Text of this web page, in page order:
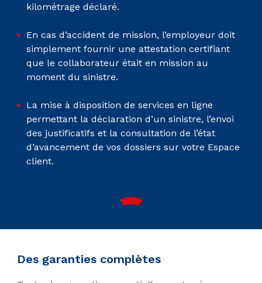
kilométrage déclaré.
En cas d’accident de mission, l’employeur doit
simplement fournir une attestation certifiant
que le collaborateur était en mission au
moment du sinistre.
La mise à disposition de services en ligne
permettant la déclaration d’un sinistre, l’envoi
des justificatifs et la consultation de l’état
d’avancement de vos dossiers sur votre Espace
client.
Des garanties complètes